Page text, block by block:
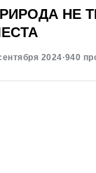
НЕ
2024·940